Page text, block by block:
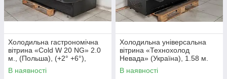
Холодильна гастрономічна
вітрина «Cold W 20 NG» 2.0
м., (Польша), (+2° +6°),
новий компрессор, Б/у
В наявності
Холодильна універсальна
вітрина «Технохолод
Невада» (Україна), 1.58 м.
(-5° +5°), викладка 90 см., Б/у
В наявності